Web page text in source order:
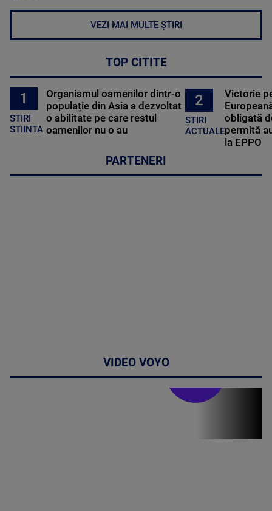
VEZI MAI MULTE ȘTIRI
TOP CITITE
1
STIRI
STIINTA
Organismul oamenilor dintr-o
populație din Asia a dezvoltat
o abilitate pe care restul
oamenilor nu o au
2
ȘTIRI
ACTUALE
Victorie
obligată
permită
la EPPO
PARTENERI
VIDEO VOYO